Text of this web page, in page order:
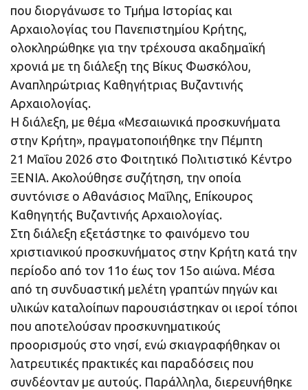
που διοργάνωσε το Τμήμα Ιστορίας και
Αρχαιολογίας του Πανεπιστημίου Κρήτης,
ολοκληρώθηκε για την τρέχουσα ακαδημαϊκή
χρονιά με τη διάλεξη της Βίκυς Φωσκόλου,
Αναπληρώτριας Καθηγήτριας Βυζαντινής
Αρχαιολογίας.
Η διάλεξη, με θέμα «Μεσαιωνικά προσκυνήματα
στην Κρήτη», πραγματοποιήθηκε την Πέμπτη
21 Μαΐου 2026 στο Φοιτητικό Πολιτιστικό Κέντρο
ΞΕΝΙΑ. Ακολούθησε συζήτηση, την οποία
συντόνισε ο Αθανάσιος Μαΐλης, Επίκουρος
Καθηγητής Βυζαντινής Αρχαιολογίας.
Στη διάλεξη εξετάστηκε το φαινόμενο του
χριστιανικού προσκυνήματος στην Κρήτη κατά την
περίοδο από τον 11ο έως τον 15ο αιώνα. Μέσα
από τη συνδυαστική μελέτη γραπτών πηγών και
υλικών καταλοίπων παρουσιάστηκαν οι ιεροί τόποι
που αποτελούσαν προσκυνηματικούς
προορισμούς στο νησί, ενώ σκιαγραφήθηκαν οι
λατρευτικές πρακτικές και παραδόσεις που
συνδέονταν με αυτούς. Παράλληλα, διερευνήθηκε